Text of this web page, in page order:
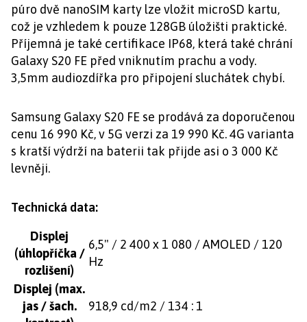
púro dvě nanoSIM karty lze vložit microSD kartu,
což je vzhledem k pouze 128GB úložišti praktické.
Příjemná je také certifikace IP68, která také chrání
Galaxy S20 FE před vniknutím prachu a vody.
3,5mm audiozdířka pro připojení sluchátek chybí.
Samsung Galaxy S20 FE se prodává za doporučenou
cenu 16 990 Kč, v 5G verzi za 19 990 Kč. 4G varianta
s kratší výdrží na baterii tak přijde asi o 3 000 Kč
levněji.
Technická data:
Displej
(úhlopříčka /
rozlišení)
6,5" / 2 400 x 1 080 / AMOLED / 120
Hz
Displej (max.
jas / šach.
918,9 cd/m2 / 134 : 1